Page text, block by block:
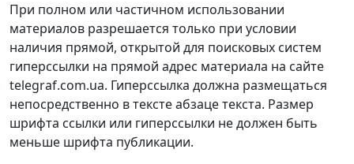
При полном или частичном использовании
материалов разрешается только при условии
наличия прямой, открытой для поисковых систем
гиперссылки на прямой адрес материала на сайте
telegraf.com.ua. Гиперссылка должна размещаться
непосредственно в тексте абзаце текста. Размер
шрифта ссылки или гиперссылки не должен быть
меньше шрифта публикации.